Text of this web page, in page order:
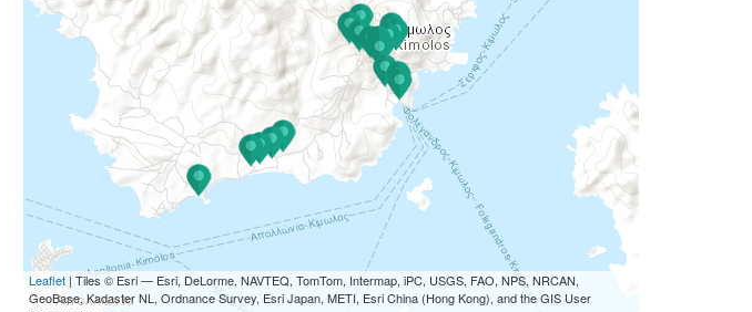
kimolos04_F17442.jpg
Leaflet | Tiles © Esri — Esri, DeLorme, NAVTEQ, TomTom, Intermap, iPC, USGS, FAO, NPS, NRCAN,
GeoBase, Kadaster NL, Ordnance Survey, Esri Japan, METI, Esri China (Hong Kong), and the GIS User